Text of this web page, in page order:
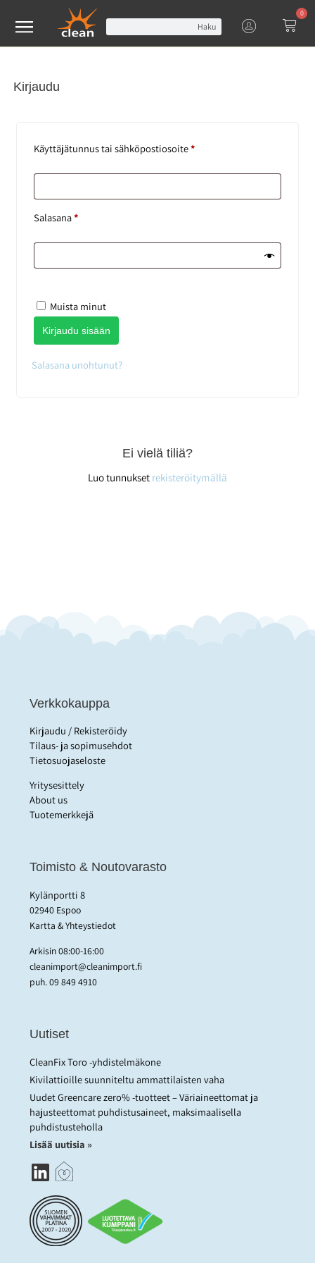
Haku
0
Kirjaudu
Käyttäjätunnus tai sähköpostiosoite*
Salasana*
Muista minut
Kirjaudu sisään
Salasana unohtunut?
Ei vielä tiliä?
Luo tunnukset rekisteröitymällä
Verkkokauppa
Kirjaudu / Rekisteröidy
Tilaus- ja sopimusehdot
Tietosuojaseloste
Yritysesittely
About us
Tuotemerkkejä
Toimisto & Noutovarasto
Kylänportti 8
02940 Espoo
Kartta & Yhteystiedot
Arkisin 08:00-16:00
cleanimport@cleanimport.fi
puh.09 849 4910
Uutiset
CleanFix Toro -yhdistelmäkone
Kivilattioille suunniteltu ammattilaisten vaha
Uudet Greencare zero% -tuotteet – Väriaineettomat ja
hajusteettomat puhdistusaineet, maksimaalisella
puhdistusteholla
Lisää uutisia »